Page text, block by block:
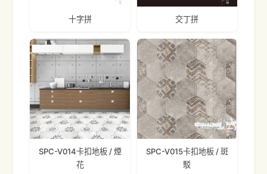
十字拼 交丁拼
SPC-V014卡扣地板 / 煙
花
SPC-V015卡扣地板 / 斑
駁